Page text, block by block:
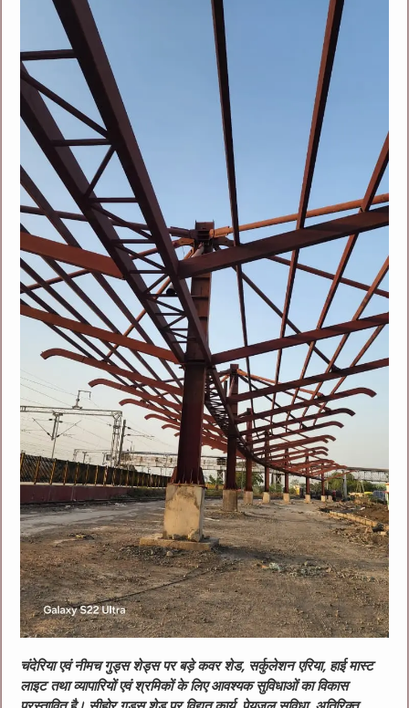
चंदेरिया एवं नीमच गुड्स शेड्स पर बड़े कवर शेड, सर्कुलेशन एरिया, हाई मास्ट
लाइट तथा व्यापारियों एवं श्रमिकों के लिए आवश्यक सुविधाओं का विकास